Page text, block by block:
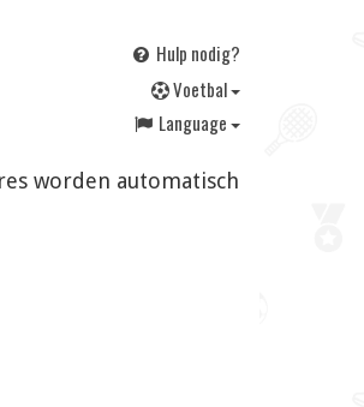
Hulp nodig?
Voetbal
Language
worden automatisch